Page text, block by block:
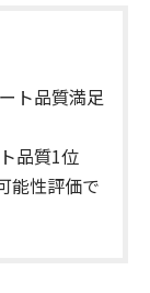
ト品質満足
品質1位
能性評価で